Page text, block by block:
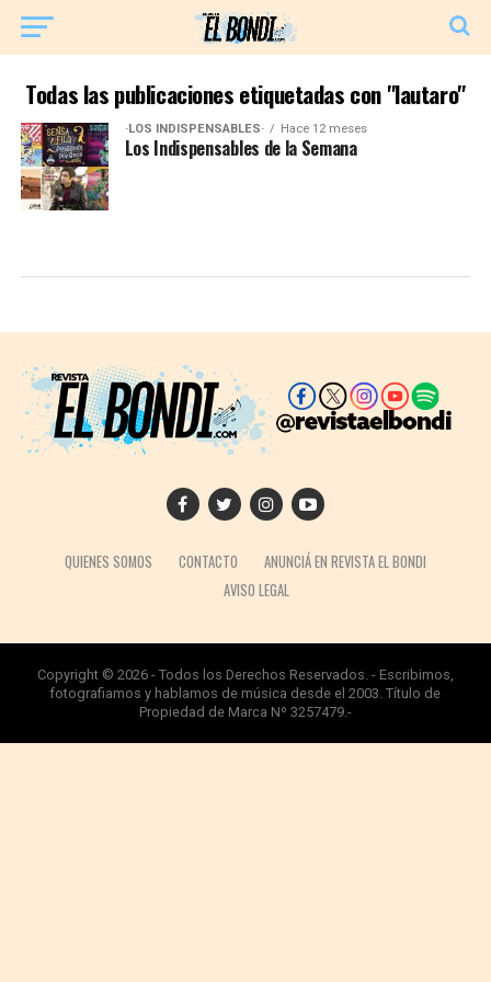
Todas las publicaciones etiquetadas con "lautaro"
·LOS INDISPENSABLES· Hace 12 meses
Los Indispensables de la Semana
QUIENES SOMOS CONTACTO
ANUNCIÁ EN REVISTA EL BONDI
AVISO LEGAL
Copyright © 2026 - Todos los Derechos Reservados. - Escribimos,
fotografiamos y hablamos de música desde el 2003. Título de
Propiedad de Marca Nº 3257479.-